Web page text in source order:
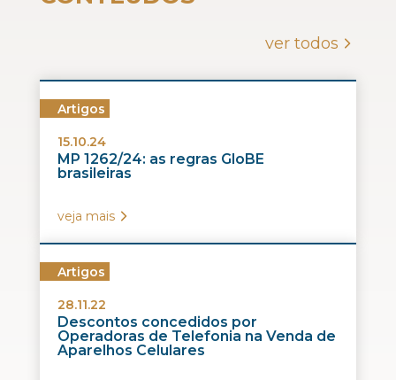
ver todos
Artigos
15.10.24
MP 1262/24: as regras GloBE
brasileiras
veja mais
Artigos
28.11.22
Descontos concedidos por
Operadoras de Telefonia na Venda de
Aparelhos Celulares